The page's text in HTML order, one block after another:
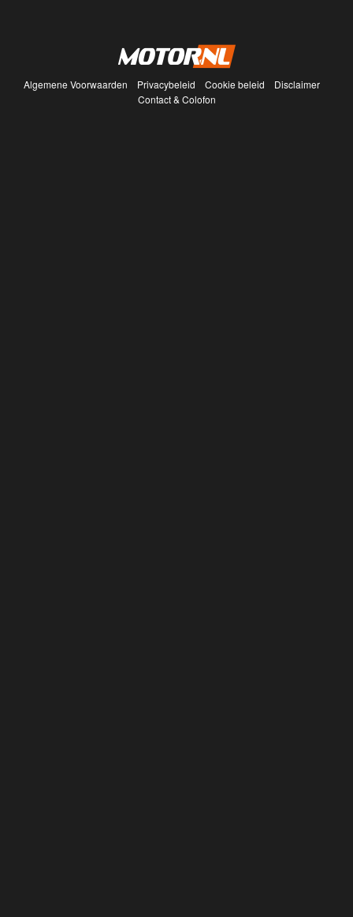
Algemene Voorwaarden Privacybeleid Cookie beleid
Disclaimer
Contact & Colofon